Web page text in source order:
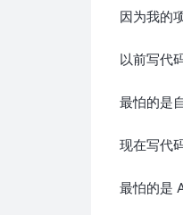
因为我的
以前写代
最怕的是
现在写代
最怕的是